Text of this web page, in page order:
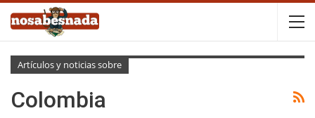
Artículos y noticias sobre
Colombia